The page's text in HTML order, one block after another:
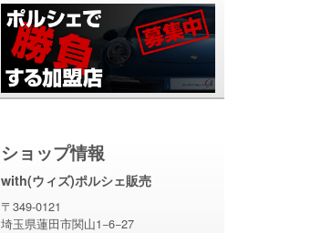
ショップ情報
with(ウィズ)ポルシェ販売
〒349-0121
埼玉県蓮田市関山1−6−27